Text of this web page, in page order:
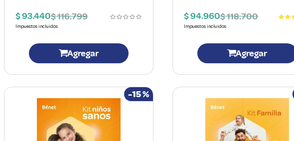
$93.440$116.799
Agregar
$94.960$118.700
Agregar
-15 %